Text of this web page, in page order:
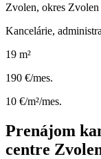
Zvolen, okres Zvolen
Kancelárie,
19 m²
190 €/mes.
10 €/m²/mes.
Prenájom
centre